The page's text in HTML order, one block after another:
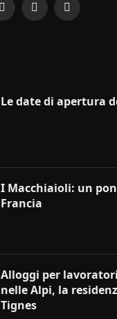
InstagramYouTubeLinkedIn
Le date di apertura
I Macchiaioli: un
Francia
Alloggi per
nelle Alpi, la
Tignes